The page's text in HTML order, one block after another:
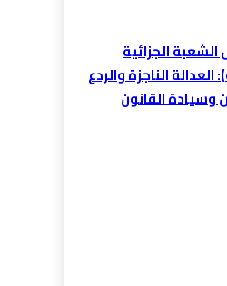
الجزائية
الناجزة والردع
وسيادة القانون